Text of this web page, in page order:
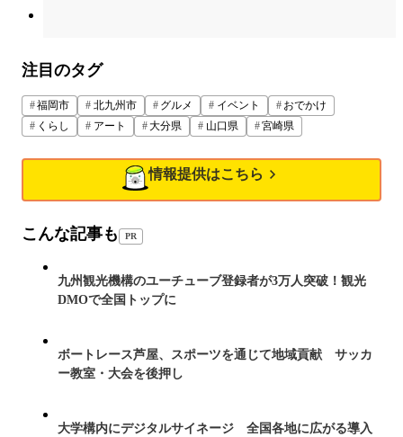
注目のタグ
福岡市 北九州市 グルメ イベント
おでかけ
くらし
アート 大分県 山口県 宮崎県
情報提供はこちら
こんな記事も PR
九州観光機構のユーチューブ登録者が3万人突破！観光
DMOで全国トップに
ボートレース芦屋、スポーツを通じて地域貢献 サッカ
ー教室・大会を後押し
大学構内にデジタルサイネージ 全国各地に広がる導入